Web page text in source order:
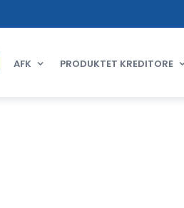
AFK PRODUKTET KREDITORE